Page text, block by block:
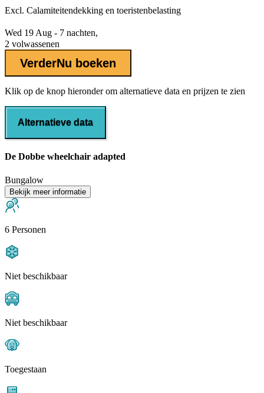
Excl. Calamiteitendekking en toeristenbelasting
Wed 19 Aug - 7 nachten,
2 volwassenen
VerderNu boeken
Klik op de knop hieronder om alternatieve data en prijzen te zien
Alternatieve data
De Dobbe wheelchair adapted
Bungalow
Bekijk meer informatie
6 Personen
Niet beschikbaar
Niet beschikbaar
Toegestaan